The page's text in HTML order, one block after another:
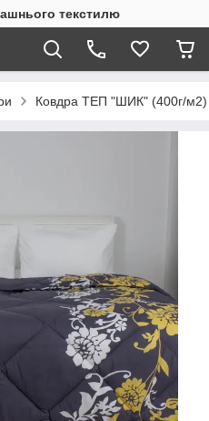
текстилю
Ковдра ТЕП "ШИК" (400г/м2)